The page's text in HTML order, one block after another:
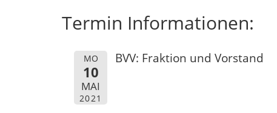
Termin Informationen:
MO
10
MAI
2021
BVV: Fraktion und Vorstand